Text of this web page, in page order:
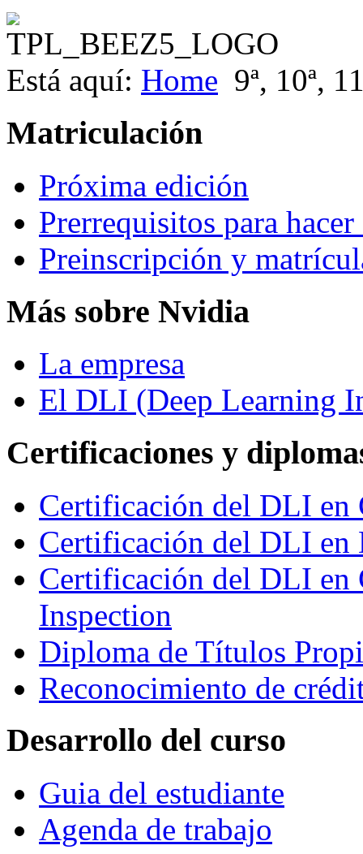
Está aquí: Home 9ª, 10ª,
Matriculación
Próxima edición
Prerrequisitos para
Preinscripción y
Más sobre Nvidia
La empresa
El DLI (Deep Learning
Certificaciones y
Certificación del DLI en
Certificación del DLI en
Certificación del DLI
Inspection
Diploma de Títulos
Reconocimiento de
Desarrollo del curso
Guia del estudiante
Agenda de trabajo